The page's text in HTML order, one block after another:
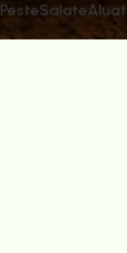
PesteSalateAluat